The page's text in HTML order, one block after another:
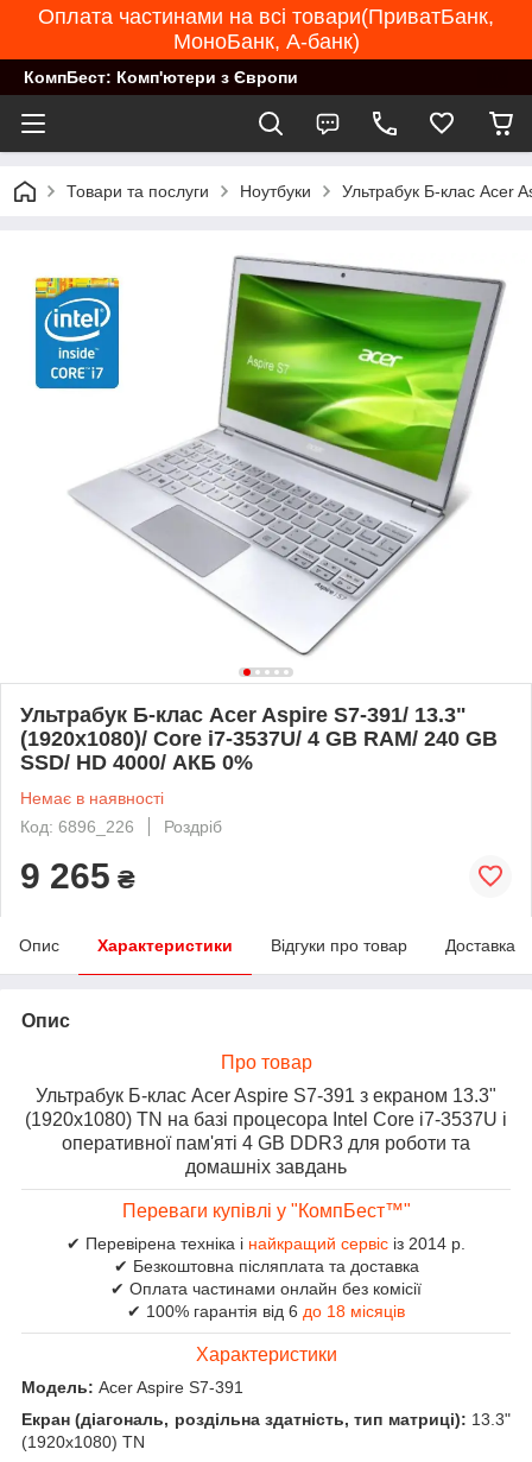
Оплата частинами на всі товари(ПриватБанк,
МоноБанк, А-банк)
КомпБест: Комп'ютери з Європи
Товари та послуги Ноутбуки Ультрабук Б-клас Acer
Ультрабук Б-клас Acer Aspire S7-391/ 13.3"
(1920x1080)/ Core i7-3537U/ 4 GB RAM/ 240 GB
SSD/ HD 4000/ АКБ 0%
Немає в наявності
Код: 6896_226
Роздріб
9 265 ₴
Опис Характеристики Відгуки про товар Доставка
Опис
Про товар
Ультрабук Б-клас Acer Aspire S7-391 з екраном 13.3"
(1920x1080) TN на базі процесора Intel Core i7-3537U і
оперативної пам'яті 4 GB DDR3 для роботи та
домашніх завдань
Переваги купівлі у "КомпБест™"
✔ Перевірена техніка і найкращий сервіс із 2014 р.
✔ Безкоштовна післяплата та доставка
✔ Оплата частинами онлайн без комісії
✔ 100% гарантія від 6 до 18 місяців
Характеристики
Модель: Acer Aspire S7-391
Екран (діагональ, роздільна здатність, тип матриці): 13.3"
(1920x1080) TN